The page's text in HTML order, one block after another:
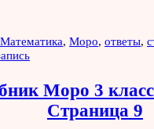
Математика, Моро, ответы,
Моро 3 класс
Страница 9